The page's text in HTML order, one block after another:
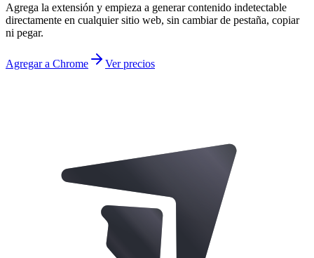
Agrega la extensión y empieza a generar contenido indetectable
directamente en cualquier sitio web, sin cambiar de pestaña, copiar
ni pegar.
Agregar a Chrome Ver precios